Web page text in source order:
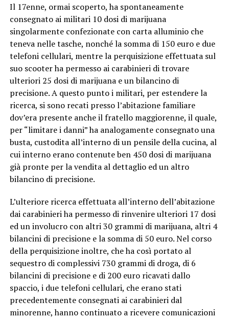
Il 17enne, ormai scoperto, ha spontaneamente
consegnato ai militari 10 dosi di marijuana
singolarmente confezionate con carta alluminio che
teneva nelle tasche, nonché la somma di 150 euro e due
telefoni cellulari, mentre la perquisizione effettuata sul
suo scooter ha permesso ai carabinieri di trovare
ulteriori 25 dosi di marijuana e un bilancino di
precisione. A questo punto i militari, per estendere la
ricerca, si sono recati presso l’abitazione familiare
dov’era presente anche il fratello maggiorenne, il quale,
per “limitare i danni” ha analogamente consegnato una
busta, custodita all’interno di un pensile della cucina, al
cui interno erano contenute ben 450 dosi di marijuana
già pronte per la vendita al dettaglio ed un altro
bilancino di precisione.
L’ulteriore ricerca effettuata all’interno dell’abitazione
dai carabinieri ha permesso di rinvenire ulteriori 17 dosi
ed un involucro con altri 30 grammi di marijuana, altri 4
bilancini di precisione e la somma di 50 euro. Nel corso
della perquisizione inoltre, che ha così portato al
sequestro di complessivi 730 grammi di droga, di 6
bilancini di precisione e di 200 euro ricavati dallo
spaccio, i due telefoni cellulari, che erano stati
precedentemente consegnati ai carabinieri dal
minorenne, hanno continuato a ricevere comunicazioni